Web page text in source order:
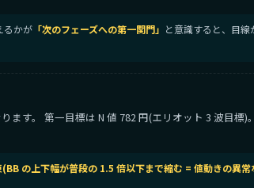
るかが 「次のフェーズへの第一関門」 と意識すると、目
す。 第一目標は N 値 782 円(エリオット 3 波目標
の上下幅が普段の 1.5 倍以下まで縮む = 値動きの異